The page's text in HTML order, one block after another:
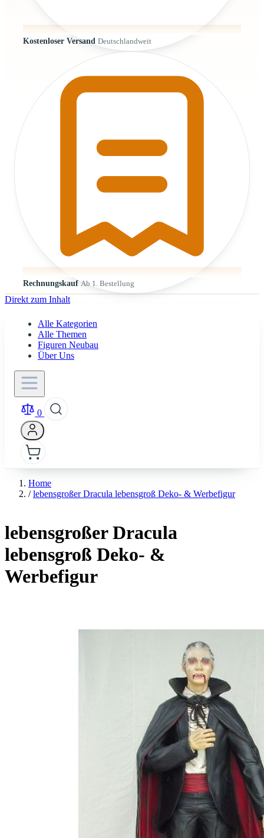
Kostenloser Versand Deutschlandweit
Rechnungskauf Ab 1. Bestellung
Direkt zum Inhalt
Alle Kategorien
Alle Themen
Figuren Neubau
Über Uns
0
Home
/ lebensgroßer Dracula lebensgroß Deko- & Werbefigur
lebensgroßer Dracula
lebensgroß Deko- &
Werbefigur